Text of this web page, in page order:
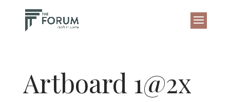
Artboard 1@2x